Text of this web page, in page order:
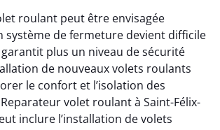
roulant peut être envisagée
système de fermeture devient difficile
plus un niveau de sécurité
de nouveaux volets roulants
le confort et l’isolation des
volet roulant à Saint-Félix-
inclure l’installation de volets